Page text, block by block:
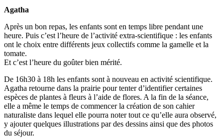
Agatha
Après un bon repas, les enfants sont en temps libre pendant une
heure. Puis c’est l’heure de l’activité extra-scientifique : les enfants
ont le choix entre différents jeux collectifs comme la gamelle et la
tomate.
Et c’est l’heure du goûter bien mérité.
De 16h30 à 18h les enfants sont à nouveau en activité scientifique.
Agatha retourne dans la prairie pour tenter d’identifier certaines
espèces de plantes à fleurs à l’aide de flores. A la fin de la séance,
elle a même le temps de commencer la création de son cahier
naturaliste dans lequel elle pourra noter tout ce qu’elle aura observé,
y ajouter quelques illustrations par des dessins ainsi que des photos
du séjour.